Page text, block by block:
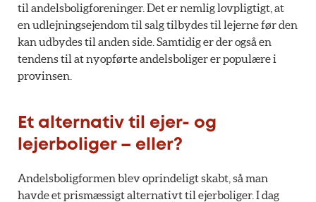
til andelsboligforeninger. Det er nemlig lovpligtigt, at
en udlejningsejendom til salg tilbydes til lejerne før den
kan udbydes til anden side. Samtidig er der også en
tendens til at nyopførte andelsboliger er populære i
provinsen.
Et alternativ til ejer- og
lejerboliger – eller?
Andelsboligformen blev oprindeligt skabt, så man
havde et prismæssigt alternativt til ejerboliger. I dag